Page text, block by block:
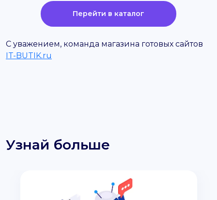
Перейти в каталог
С уважением, команда магазина готовых сайтов
IT-BUTIK.ru
Узнай больше